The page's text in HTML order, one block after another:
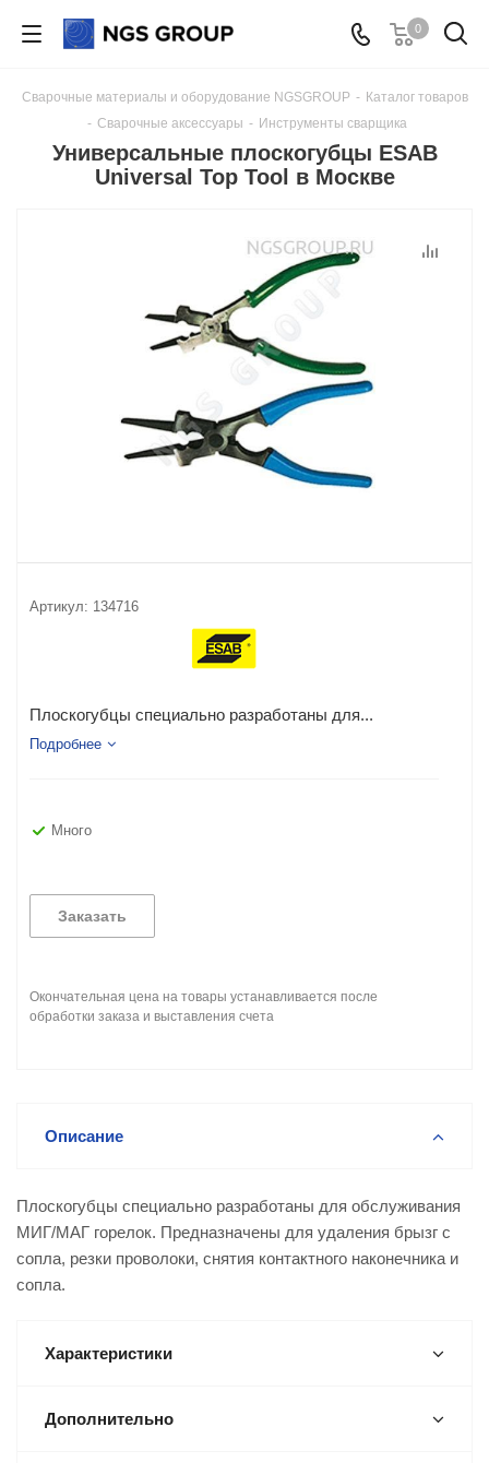
0
Сварочные материалы и оборудование NGSGROUP - Каталог товаров
- Сварочные аксессуары - Инструменты сварщика
Универсальные плоскогубцы ESAB
Universal Top Tool в Москве
Артикул: 134716
Плоскогубцы специально разработаны для...
Подробнее
Много
Заказать
Окончательная цена на товары устанавливается после
обработки заказа и выставления счета
Описание
Плоскогубцы специально разработаны для обслуживания
МИГ/МАГ горелок. Предназначены для удаления брызг с
сопла, резки проволоки, снятия контактного наконечника и
сопла.
Характеристики
Дополнительно